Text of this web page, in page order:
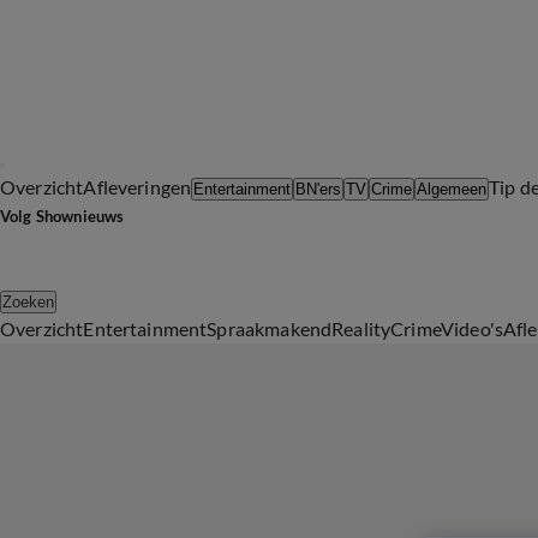
OverzichtAfleveringen Entertainment BN'ers TV Crime AlgemeenTip
Volg Shownieuws
Zoeken
OverzichtEntertainmentSpraakmakendRealityCrimeVideo's